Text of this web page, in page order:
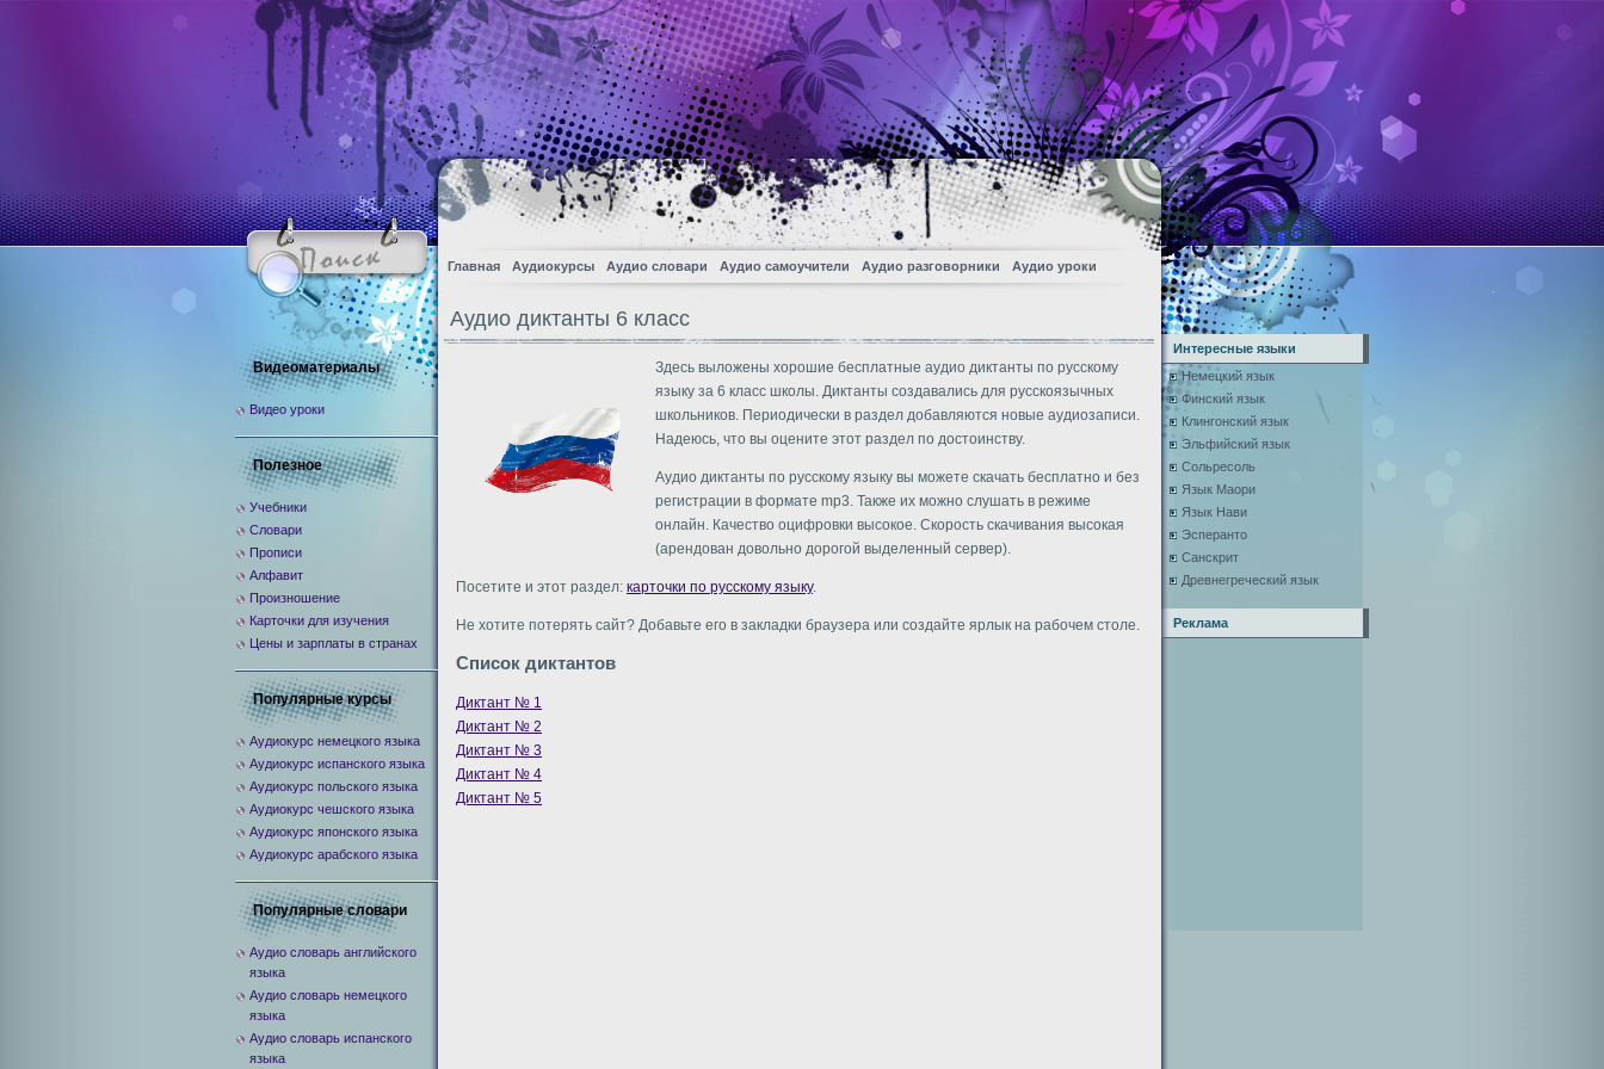
Главная Аудиокурсы Аудио словари Аудио самоучители Аудио разговорники Аудио уроки
Аудио диктанты 6 класс
Здесь выложены хорошие бесплатные аудио диктанты по русскому
языку за 6 класс школы. Диктанты создавались для русскоязычных
школьников. Периодически в раздел добавляются новые аудиозаписи.
Надеюсь, что вы оцените этот раздел по достоинству.
Аудио диктанты по русскому языку вы можете скачать бесплатно и без
регистрации в формате mp3. Также их можно слушать в режиме
онлайн. Качество оцифровки высокое. Скорость скачивания высокая
(арендован довольно дорогой выделенный сервер).
Посетите и этот раздел: карточки по русскому языку.
Не хотите потерять сайт? Добавьте его в закладки браузера или создайте ярлык на рабочем столе.
Список диктантов
Диктант № 1
Диктант № 2
Диктант № 3
Диктант № 4
Диктант № 5
Видеоматериалы
Видео уроки
Полезное
Учебники
Словари
Прописи
Алфавит
Произношение
Карточки для изучения
Цены и зарплаты в странах
Популярные курсы
Аудиокурс немецкого языка
Аудиокурс испанского языка
Аудиокурс польского языка
Аудиокурс чешского языка
Аудиокурс японского языка
Аудиокурс арабского языка
Популярные словари
Аудио словарь английского
языка
Аудио словарь немецкого
языка
Аудио словарь испанского
языка
Интересные языки
Немецкий язык
Финский язык
Клингонский язык
Эльфийский язык
Сольресоль
Язык Маори
Язык Нави
Эсперанто
Санскрит
Древнегреческий язык
Реклама